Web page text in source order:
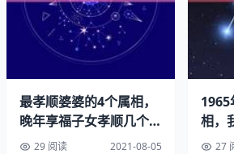
国籍：中国
出生地：山西省吕梁市文水县
出生日期：公元年初
最孝顺婆婆的4个属相，
晚年享福子女孝顺几个生
肖，你知道都有谁吗？
29 阅读 2021-08-05
1965
相，
年627